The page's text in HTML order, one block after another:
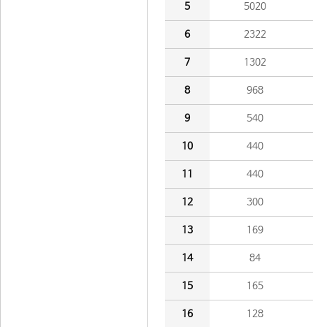
5 5020
6 2322
7 1302
8 968
9 540
10 440
11 440
12 300
13 169
14 84
15 165
16 128